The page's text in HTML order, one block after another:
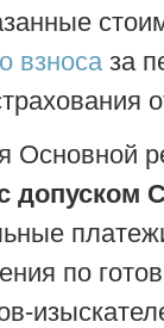
взносаза
Основной
допуском
по